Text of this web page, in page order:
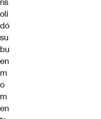
oli
dó
su
bu
en
m
o
m
en